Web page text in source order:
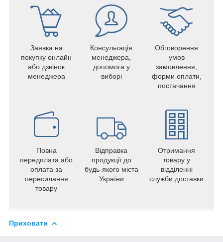
Заявка на
покупку онлайн
або дзвінок
менеджера
Консультація
менеджера,
допомога у
виборі
Обговорення
умов
замовлення,
форми оплати,
постачання
Повна
передплата або
оплата за
пересилання
товару
Відправка
продукції до
будь-якого міста
України
Отримання
товару у
відділенні
служби доставки
Приховати